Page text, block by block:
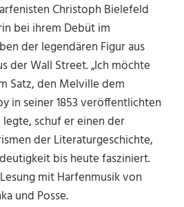
Christoph Bielefeld
bei ihrem Debüt im
der legendären Figur aus
der Wall Street. „Ich möchte
Satz, den Melville dem
in seiner 1853 veröffentlichten
schuf er einen der
der Literaturgeschichte,
bis heute fasziniert.
mit Harfenmusik von
und Posse.